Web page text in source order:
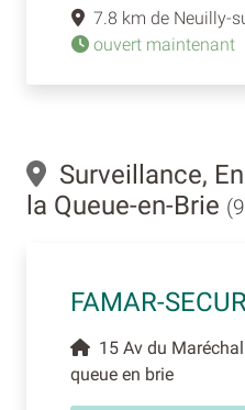
7.8 km de Neuilly-
ouvert maintenant
Surveillance,
la Queue-en-Brie
FAMAR-
15 Av du
queue en brie